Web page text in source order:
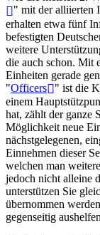
" mit der alliierten
erhalten etwa fünf
befestigten
weitere
die auch schon. Mit
Einheiten gerade
"Officers
" ist die
einem
hat, zählt der ganze
Möglichkeit neue
nächstgelegenen,
Einnehmen dieser
welchen man
jedoch nicht alleine
unterstützen Sie
übernommen
gegenseitig